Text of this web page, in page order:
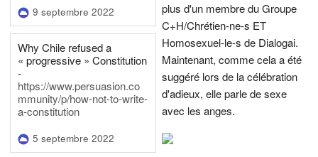
9 septembre 2022
Why Chile refused a
« progressive » Constitution
-
https://www.persuasion.co
mmunity/p/how-not-to-write-
a-constitution
5 septembre 2022
plus d'un membre du Groupe
C+H/Chrétien-ne-s ET
Homosexuel-le-s de Dialogai.
Maintenant, comme cela a été
suggéré lors de la célébration
d'adieux, elle parle de sexe
avec les anges.